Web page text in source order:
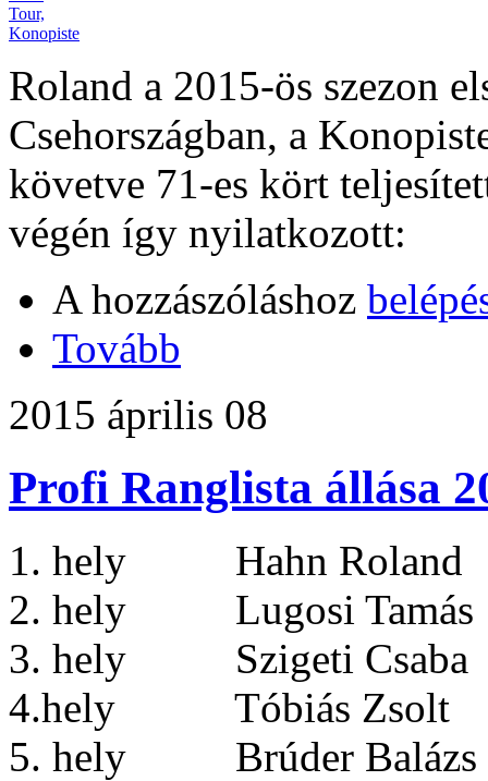
Roland a 2015-ös szezon
Csehországban, a
követve 71-es kört
végén így nyilatkozott:
A hozzászóláshoz
Tovább
2015 április 08
Profi Ranglista állása
1. hely Hahn Roland
2. hely Lugosi Tamás
3. hely Szigeti Csaba
4.hely Tóbiás Zsolt
5. hely Brúder